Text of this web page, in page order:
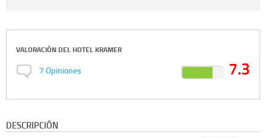
VALORACIÓN DEL HOTEL KRAMER
7Opiniones 7.3
DESCRIPCIÓN